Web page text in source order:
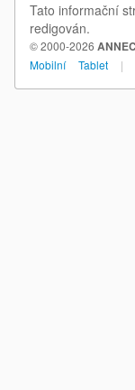
Tato informační
redigován.
© 2000-2026
Mobilní
Tablet |